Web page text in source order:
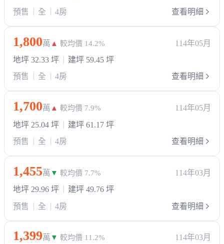
預售
全 4房 查看明細
1,800萬 ▲ 較均價 14.2%
114年05月
地坪 32.33 坪
建坪 59.45 坪
預售
全 4房 查看明細
1,700萬 ▲ 較均價 7.9%
114年05月
地坪 25.04 坪
建坪 61.17 坪
預售
全 4房 查看明細
1,455萬 ▼ 較均價 7.7%
114年03月
地坪 29.96 坪
建坪 49.76 坪
預售
全 4房 查看明細
1,399萬 ▼ 較均價 11.2%
114年03月